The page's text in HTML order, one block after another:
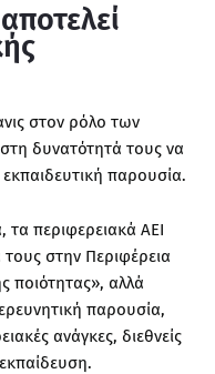
στον ρόλο των
δυνατότητά τους να
παρουσία.
τα περιφερειακά ΑΕΙ
στην Περιφέρεια
ποιότητας», αλλά
παρουσία,
ανάγκες, διεθνείς
.